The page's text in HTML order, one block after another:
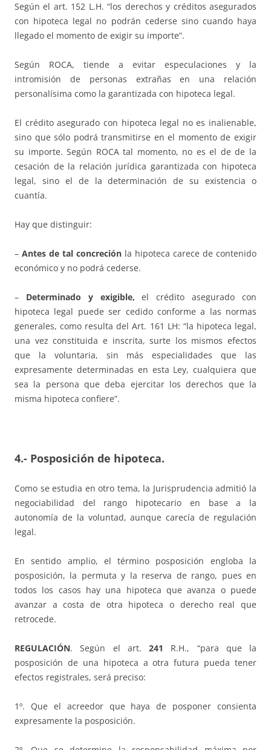
Según el art. 152 L.H. “los derechos y créditos asegurados
con hipoteca legal no podrán cederse sino cuando haya
llegado el momento de exigir su importe”.
Según ROCA, tiende a evitar especulaciones y la
intromisión de personas extrañas en una relación
personalísima como la garantizada con hipoteca legal.
El crédito asegurado con hipoteca legal no es inalienable,
sino que sólo podrá transmitirse en el momento de exigir
su importe. Según ROCA tal momento, no es el de de la
cesación de la relación jurídica garantizada con hipoteca
legal, sino el de la determinación de su existencia o
cuantía.
Hay que distinguir:
– Antes de tal concreción la hipoteca carece de contenido
económico y no podrá cederse.
– Determinado y exigible, el crédito asegurado con
hipoteca legal puede ser cedido conforme a las normas
generales, como resulta del Art. 161 LH: “la hipoteca legal,
una vez constituida e inscrita, surte los mismos efectos
que la voluntaria, sin más especialidades que las
expresamente determinadas en esta Ley, cualquiera que
sea la persona que deba ejercitar los derechos que la
misma hipoteca confiere”.
4.- Posposición de hipoteca.
Como se estudia en otro tema, la Jurisprudencia admitió la
negociabilidad del rango hipotecario en base a la
autonomía de la voluntad, aunque carecía de regulación
legal.
En sentido amplio, el término posposición engloba la
posposición, la permuta y la reserva de rango, pues en
todos los casos hay una hipoteca que avanza o puede
avanzar a costa de otra hipoteca o derecho real que
retrocede.
REGULACIÓN. Según el art. 241
R.H., “para que la
posposición de una hipoteca a otra futura pueda tener
efectos registrales, será preciso:
1º. Que el acreedor que haya de posponer consienta
expresamente la posposición.